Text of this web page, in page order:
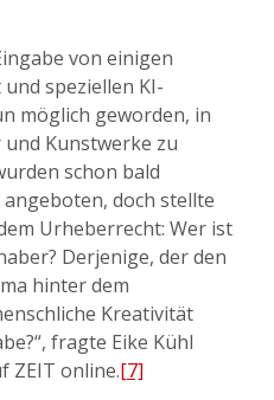
von einigen
speziellen KI-
möglich geworden, in
Kunstwerke zu
schon bald
doch stellte
Urheberrecht: Wer ist
Derjenige, der den
hinter dem
Kreativität
fragte Eike Kühl
ZEIT online.[7]